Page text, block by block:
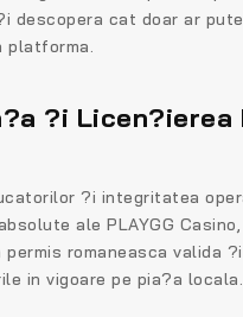
descopera cat doar ar
?i Licen?ierea
?i integritatea
ale PLAYGG
permis romaneasca valida
in vigoare pe pia?a locala.